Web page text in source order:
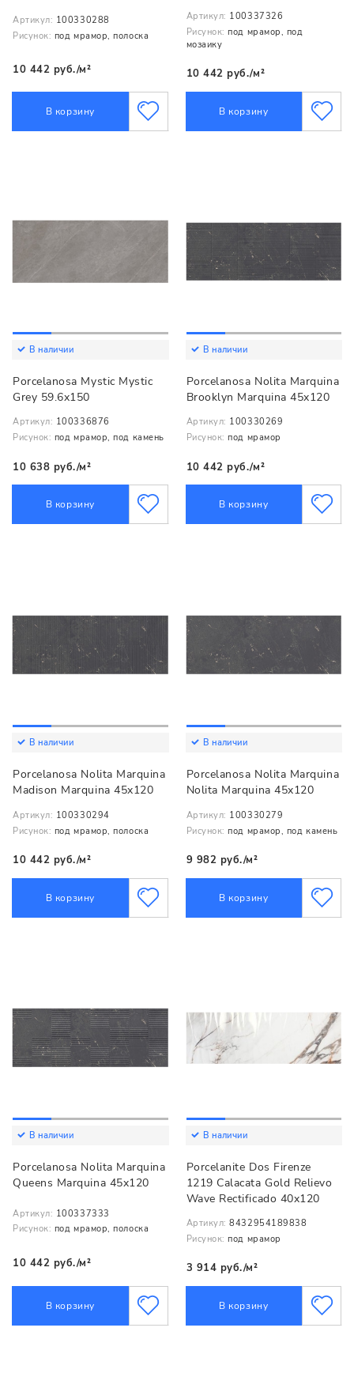
Артикул: 100330288
Рисунок: под мрамор, полоска
10 442 руб./м²
В корзину
Артикул: 100337326
Рисунок: под мрамор, под
мозаику
10 442 руб./м²
В корзину
В наличии
Porcelanosa Mystic Mystic
Grey 59.6x150
Артикул: 100336876
Рисунок: под мрамор, под камень
10 638 руб./м²
В корзину
В наличии
Porcelanosa Nolita Marquina
Brooklyn Marquina 45x120
Артикул: 100330269
Рисунок: под мрамор
10 442 руб./м²
В корзину
В наличии
Porcelanosa Nolita Marquina
Madison Marquina 45x120
Артикул: 100330294
Рисунок: под мрамор, полоска
10 442 руб./м²
В корзину
В наличии
Porcelanosa Nolita Marquina
Nolita Marquina 45x120
Артикул: 100330279
Рисунок: под мрамор, под камень
9 982 руб./м²
В корзину
В наличии
Porcelanosa Nolita Marquina
Queens Marquina 45x120
Артикул: 100337333
Рисунок: под мрамор, полоска
10 442 руб./м²
В корзину
В наличии
Porcelanite Dos Firenze
1219 Calacata Gold Relievo
Wave Rectificado 40x120
Артикул: 8432954189838
Рисунок: под мрамор
3 914 руб./м²
В корзину